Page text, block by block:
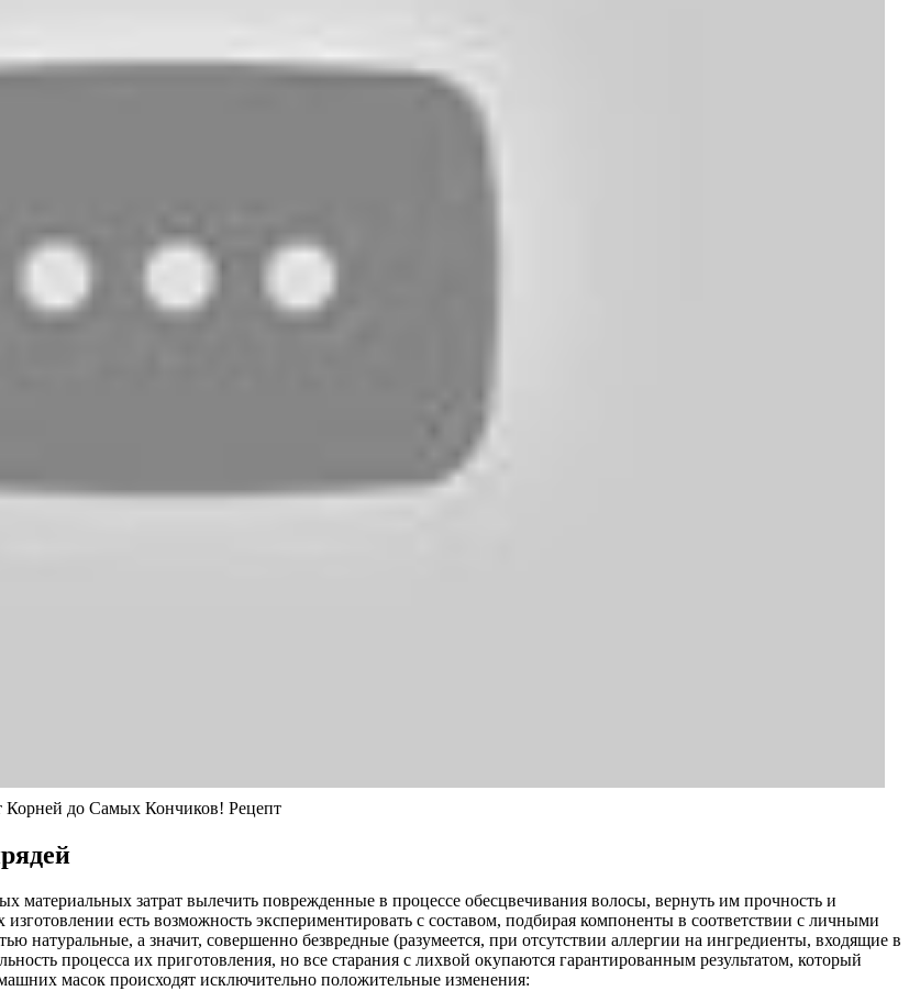
до Самых Кончиков! Рецепт
затрат вылечить поврежденные в процессе обесцвечивания волосы, вернуть им прочность и
есть возможность экспериментировать с составом, подбирая компоненты в соответствии с личными
натуральные, а значит, совершенно безвредные (разумеется, при отсутствии аллергии на ингредиенты, входящие в
процесса их приготовления, но все старания с лихвой окупаются гарантированным результатом, который
масок происходят исключительно положительные изменения: